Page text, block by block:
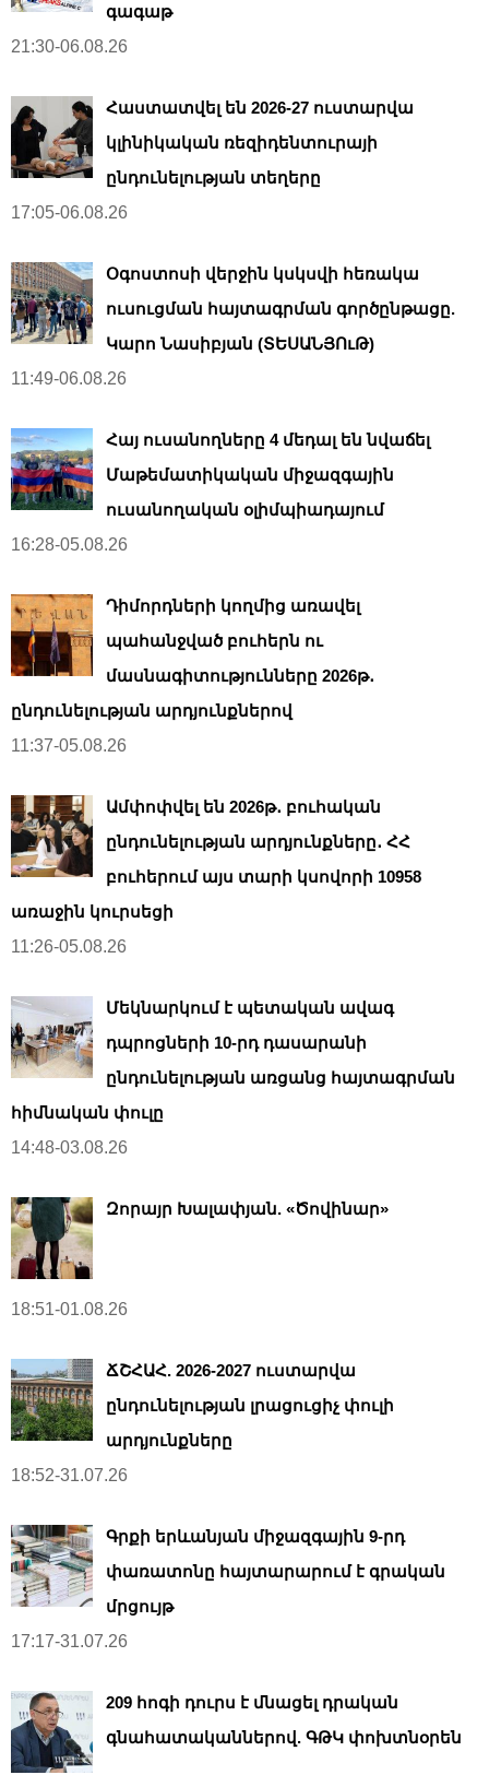
գագաթ
21:30-06.08.26
Հաստատվել են 2026-27 ուստարվա
կլինիկական ռեզիդենտուրայի
ընդունելության տեղերը
17:05-06.08.26
Օգոստոսի վերջին կսկսվի հեռակա
ուսուցման հայտագրման գործընթացը.
Կարո Նասիբյան (ՏԵՍԱՆՅՈւԹ)
11:49-06.08.26
Հայ ուսանողները 4 մեդալ են նվաճել
Մաթեմատիկական միջազգային
ուսանողական օլիմպիադայում
16:28-05.08.26
Դիմորդների կողմից առավել
պահանջված բուհերն ու
մասնագիտությունները 2026թ․
ընդունելության արդյունքներով
11:37-05.08.26
Ամփոփվել են 2026թ․ բուհական
ընդունելության արդյունքները․ ՀՀ
բուհերում այս տարի կսովորի 10958
առաջին կուրսեցի
11:26-05.08.26
Մեկնարկում է պետական ավագ
դպրոցների 10-րդ դասարանի
ընդունելության առցանց հայտագրման
հիմնական փուլը
14:48-03.08.26
Զորայր Խալափյան. «Ծովինար»
18:51-01.08.26
ՃՇՀԱՀ. 2026-2027 ուստարվա
ընդունելության լրացուցիչ փուլի
արդյունքները
18:52-31.07.26
Գրքի երևանյան միջազգային 9-րդ
փառատոնը հայտարարում է գրական
մրցույթ
17:17-31.07.26
209 հոգի դուրս է մնացել դրական
գնահատականներով. ԳԹԿ փոխտնօրեն